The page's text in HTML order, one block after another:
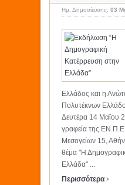
Ημ. Δημοσίευσης: 03
Ελλάδος και η
Πολυτέκνων
Δευτέρα 14 Μαΐου
γραφεία της
Μεσογείων 15,
θέμα "Η
Ελλάδα" ...
Περισσότερα ›